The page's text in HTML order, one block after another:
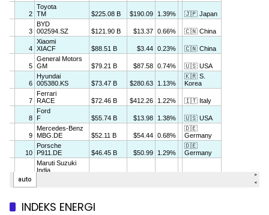
INDEKS ENERGI